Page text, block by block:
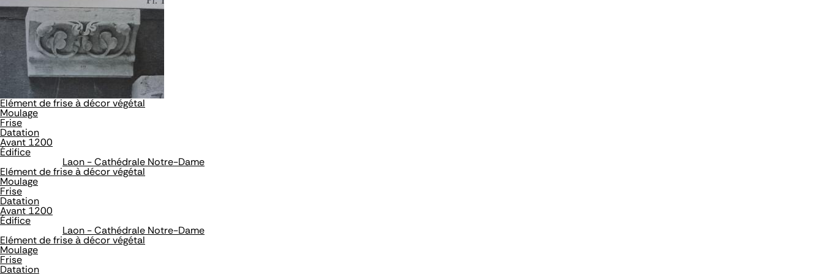
Elément de frise à décor végétal
Moulage
Frise
Datation
Avant 1200
Édifice
Laon - Cathédrale Notre-Dame
Elément de frise à décor végétal
Moulage
Frise
Datation
Avant 1200
Édifice
Laon - Cathédrale Notre-Dame
Elément de frise à décor végétal
Moulage
Frise
Datation